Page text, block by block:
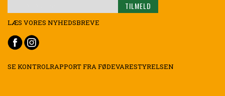
Tilmeld
dig
vores
TILMELD
LÆS VORES NYHEDSBREVE
SE KONTROLRAPPORT FRA FØDEVARESTYRELSEN